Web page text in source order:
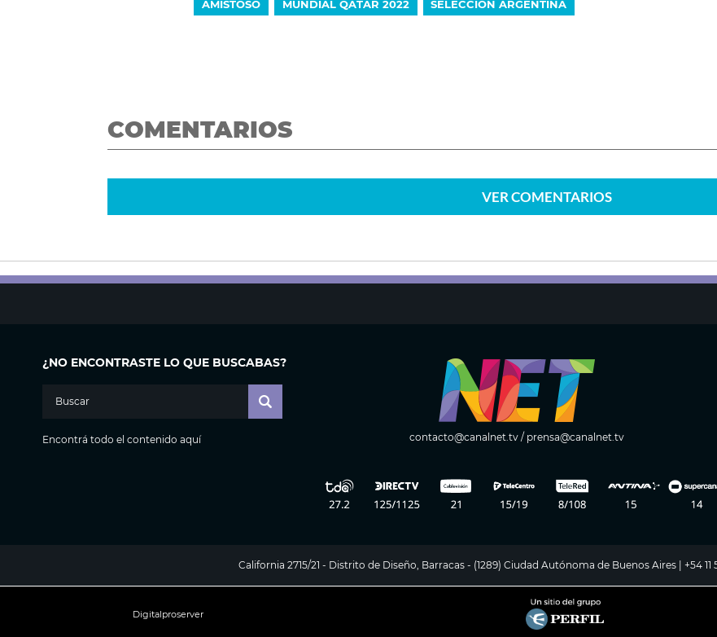
AMISTOSO MUNDIAL QATAR 2022 SELECCIÓN ARGENTINA
COMENTARIOS
VERCOMENTARIOS
¿NO ENCONTRASTE LO QUE BUSCABAS?
Encontrá todo el contenido aquí contacto@canalnet.tv/ prensa@canalnet.tv
California 2715/21 - Distrito de Diseño, Barracas - (1289) Ciudad Autónoma de Buenos Aires | +54 11
Digitalproserver